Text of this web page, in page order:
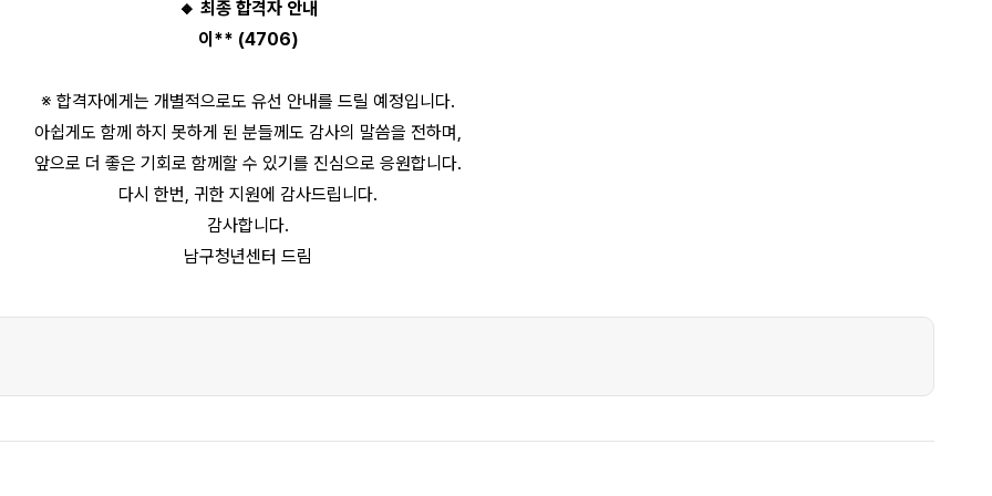
🔸 최종 합격자 안내
이** (4706)
※ 합격자에게는 개별적으로도 유선 안내를 드릴 예정입니다.
아쉽게도 함께 하지 못하게 된 분들께도 감사의 말씀을 전하며,
앞으로 더 좋은 기회로 함께할 수 있기를 진심으로 응원합니다.
다시 한번, 귀한 지원에 감사드립니다.
감사합니다.
남구청년센터 드림